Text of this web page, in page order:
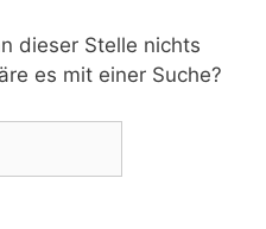
dieser Stelle nichts
es mit einer Suche?